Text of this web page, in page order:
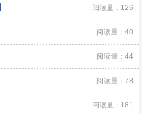
阅读量：126
阅读量：40
阅读量：44
阅读量：78
阅读量：181